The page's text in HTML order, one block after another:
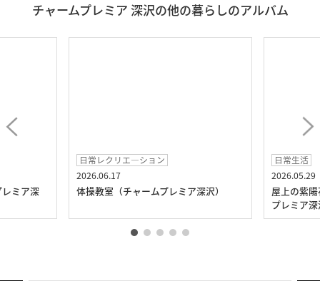
チャームプレミア 深沢の他の暮らしのアルバム
ミア深
日常レクリエ―ション
2026.06.17
体操教室（チャームプレミア深沢）
日常生活
2026.05.29
屋上の紫
プレミア